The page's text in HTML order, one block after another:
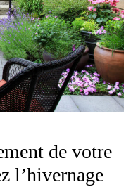
de votre
l’hivernage